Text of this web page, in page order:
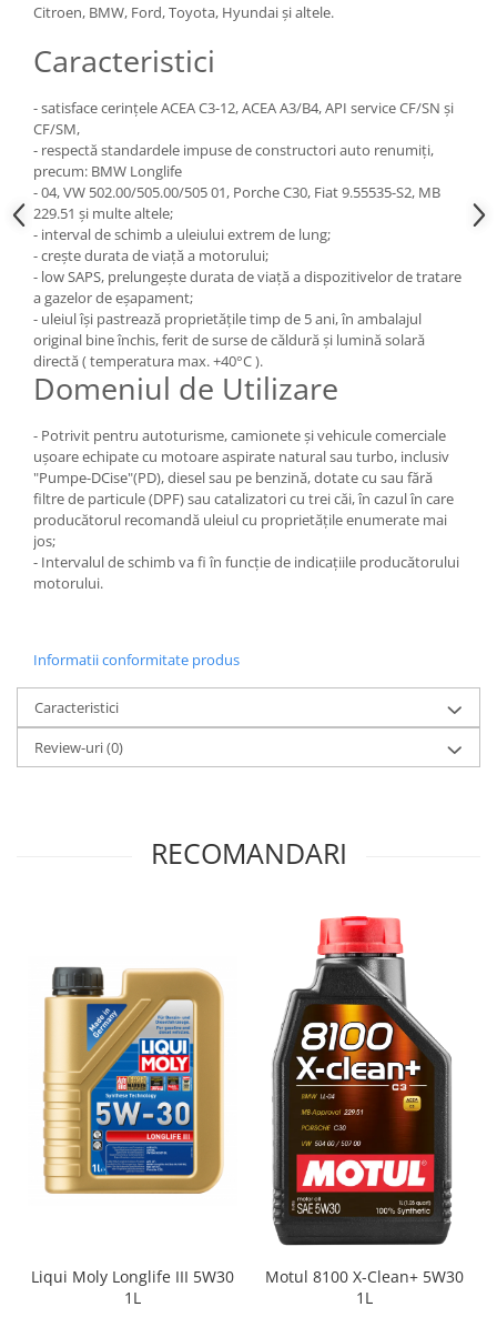
Citroen, BMW, Ford, Toyota, Hyundai şi altele.
Caracteristici
- satisface cerinţele ACEA C3-12, ACEA A3/B4, API service CF/SN şi
CF/SM,
- respectă standardele impuse de constructori auto renumiţi,
precum: BMW Longlife
- 04, VW 502.00/505.00/505 01, Porche C30, Fiat 9.55535-S2, MB
229.51 şi multe altele;
- interval de schimb a uleiului extrem de lung;
- creşte durata de viaţă a motorului;
- low SAPS, prelungeşte durata de viaţă a dispozitivelor de tratare
a gazelor de eşapament;
- uleiul îşi pastrează proprietăţile timp de 5 ani, în ambalajul
original bine închis, ferit de surse de căldură şi lumină solară
directă ( temperatura max. +40°C ).
Domeniul de Utilizare
- Potrivit pentru autoturisme, camionete şi vehicule comerciale
uşoare echipate cu motoare aspirate natural sau turbo, inclusiv
"Pumpe-DCise"(PD), diesel sau pe benzină, dotate cu sau fără
filtre de particule (DPF) sau catalizatori cu trei căi, în cazul în care
producătorul recomandă uleiul cu proprietăţile enumerate mai
jos;
- Intervalul de schimb va fi în funcţie de indicaţiile producătorului
motorului.
Informatii conformitate produs
Caracteristici
Review-uri(0)
RECOMANDARI
Liqui Moly Longlife III 5W30
1L
Motul 8100 X-Clean+ 5W30
1L